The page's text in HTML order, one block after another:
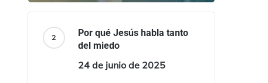
Por qué Jesús habla tanto
del miedo
24 de junio de 2025